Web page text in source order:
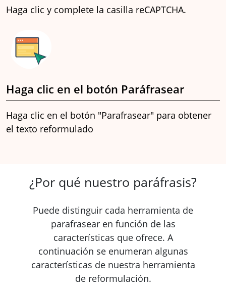
Haga clic y complete la casilla reCAPTCHA.
Haga clic en el botón Paráfrasear
Haga clic en el botón "Parafrasear" para obtener
el texto reformulado
¿Por qué nuestro paráfrasis?
Puede distinguir cada herramienta de
parafrasear en función de las
características que ofrece. A
continuación se enumeran algunas
características de nuestra herramienta
de reformulación.